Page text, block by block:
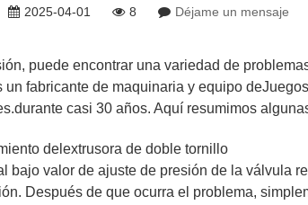
2025-04-01 8 Déjame un mensaje
puede encontrar una variedad de
un fabricante de maquinaria y equipo de
durante casi 30 años. Aquí resumimos
del extrusora de doble tornillo
bajo valor de ajuste de presión de la válvula
Después de que ocurra el problema,